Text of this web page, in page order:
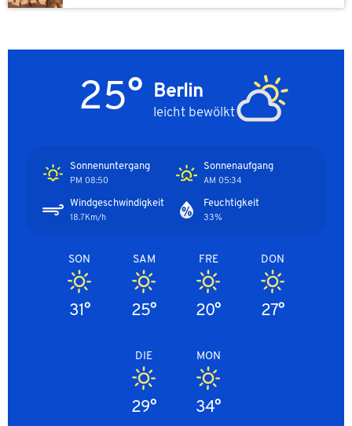
Berlin
leicht bewölkt
25°
Sonnenaufgang
05:34 AM
Sonnenuntergang
08:50 PM
Feuchtigkeit
33%
Windgeschwindigkeit
18.7Km/h
DON
27°
FRE
20°
SAM
25°
SON
31°
MON
34°
DIE
29°